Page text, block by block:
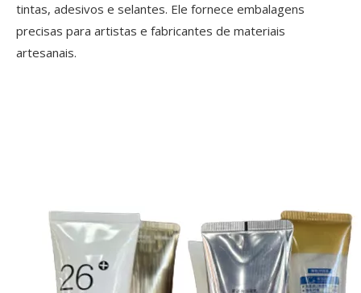
tintas, adesivos e selantes. Ele fornece embalagens
precisas para artistas e fabricantes de materiais
artesanais.